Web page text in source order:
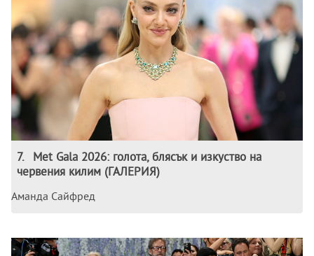
7.
Met Gala 2026: голота, блясък и изкуство на
червения килим (ГАЛЕРИЯ)
Аманда Сайфред